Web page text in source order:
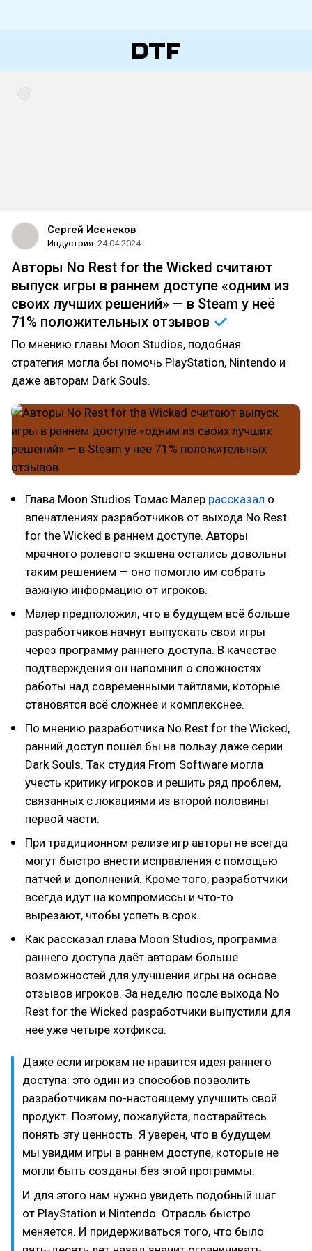
Сергей Исенеков
Индустрия 24.04.2024
Авторы No Rest for the Wicked считают
выпуск игры в раннем доступе «одним из
своих лучших решений» — в Steam у неё
71% положительных отзывов
По мнению главы Moon Studios, подобная
стратегия могла бы помочь PlayStation, Nintendo и
даже авторам Dark Souls.
Глава Moon Studios Томас Малер рассказал о
впечатлениях разработчиков от выхода No Rest
for the Wicked в раннем доступе. Авторы
мрачного ролевого экшена остались довольны
таким решением — оно помогло им собрать
важную информацию от игроков.
Малер предположил, что в будущем всё больше
разработчиков начнут выпускать свои игры
через программу раннего доступа. В качестве
подтверждения он напомнил о сложностях
работы над современными тайтлами, которые
становятся всё сложнее и комплекснее.
По мнению разработчика No Rest for the Wicked,
ранний доступ пошёл бы на пользу даже серии
Dark Souls. Так студия From Software могла
учесть критику игроков и решить ряд проблем,
связанных с локациями из второй половины
первой части.
При традиционном релизе игр авторы не всегда
могут быстро внести исправления с помощью
патчей и дополнений. Кроме того, разработчики
всегда идут на компромиссы и что-то
вырезают, чтобы успеть в срок.
Как рассказал глава Moon Studios, программа
раннего доступа даёт авторам больше
возможностей для улучшения игры на основе
отзывов игроков. За неделю после выхода No
Rest for the Wicked разработчики выпустили для
неё уже четыре хотфикса.
Даже если игрокам не нравится идея раннего
доступа: это один из способов позволить
разработчикам по-настоящему улучшить свой
продукт. Поэтому, пожалуйста, постарайтесь
понять эту ценность. Я уверен, что в будущем
мы увидим игры в раннем доступе, которые не
могли быть созданы без этой программы.
И для этого нам нужно увидеть подобный шаг
от PlayStation и Nintendo. Отрасль быстро
меняется. И придерживаться того, что было